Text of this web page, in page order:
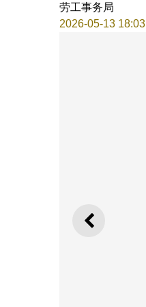
劳工事务局
2026-05-13 18:03
上一则